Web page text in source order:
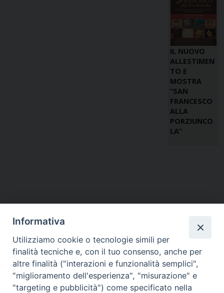
IL NUOVO
ALLESTIMEN
TO E
MOSTRA
“SAN
FRANCESCO
ALLA
PORZIUNCO
LA”
Informativa
Utilizziamo cookie o tecnologie simili per
finalità tecniche e, con il tuo consenso, anche per
altre finalità ("interazioni e funzionalità semplici",
"miglioramento dell'esperienza", "misurazione" e
"targeting e pubblicità") come specificato nella